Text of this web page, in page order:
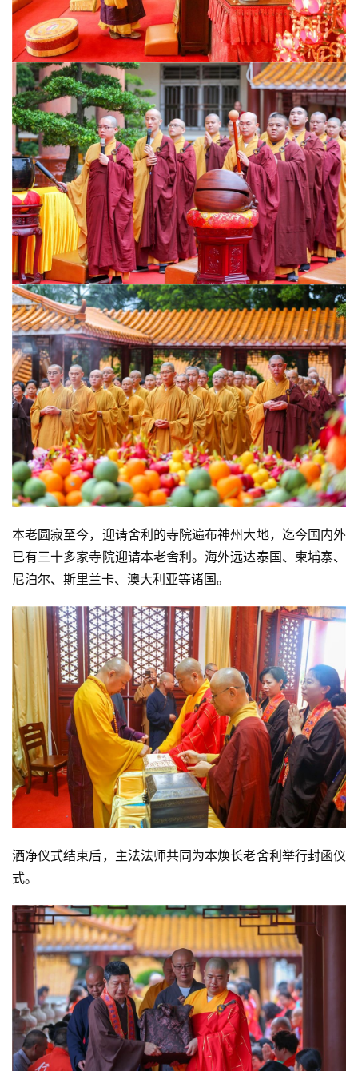
资
八
点
僧
音
高
谈
心
乐
菩
专
题
公
本老圆寂至今，迎请舍利的寺院遍布神州大地，迄今国内外
已有三十多家寺院迎请本老舍利。海外远达泰国、柬埔寨、
尼泊尔、斯里兰卡、澳大利亚等诸国。
洒净仪式结束后，主法法师共同为本焕长老舍利举行封函仪
式。